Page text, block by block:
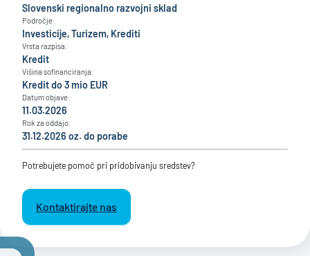
Slovenski regionalno razvojni sklad
Področje:
Investicije, Turizem, Krediti
Vrsta razpisa:
Kredit
Višina sofinanciranja:
Kredit do 3 mio EUR
Datum objave:
11.03.2026
Rok za oddajo:
31.12.2026 oz. do porabe
Potrebujete pomoč pri pridobivanju sredstev?
Kontaktirajte nas